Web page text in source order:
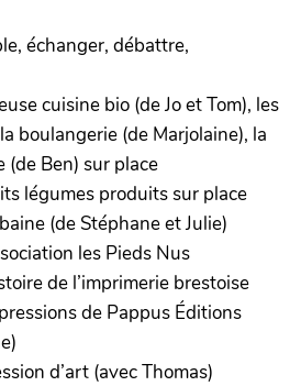
échanger, débattre,
cuisine bio (de Jo et Tom), les
boulangerie (de Marjolaine), la
(de Ben) sur place
légumes produits sur place
(de Stéphane et Julie)
les Pieds Nus
de l’imprimerie brestoise
de Pappus Éditions
d’art (avec Thomas)